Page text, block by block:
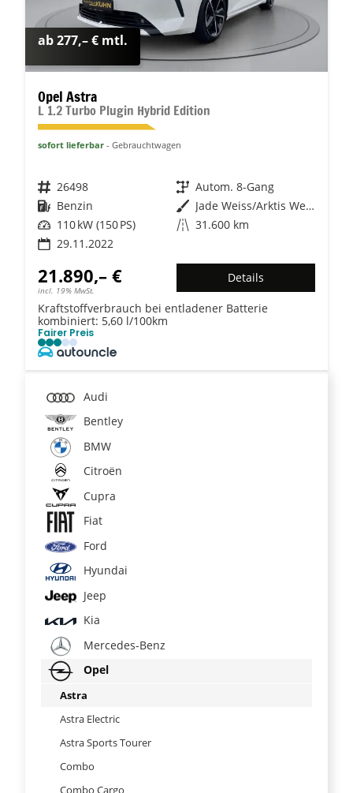
ab 277,– € mtl.
Opel Astra
L 1.2 Turbo Plugin Hybrid Edition
sofort lieferbar Gebrauchtwagen
Fahrzeugnr. 26498 Getriebe Autom. 8-Gang
Kraftstoff Benzin Außenfarbe
Jade Weiss/Arktis Weiss
Leistung 110 kW (150 PS) Kilometerstand 31.600 km
29.11.2022
21.890,– €
incl. 19% MwSt.
Details
Kraftstoffverbrauch bei entladener Batterie
kombiniert: 5,60 l/100km
Fairer Preis
Audi
Bentley
BMW
Citroën
Cupra
Fiat
Ford
Hyundai
Jeep
Kia
Mercedes-Benz
Opel
Astra
Astra Electric
Astra Sports Tourer
Combo
Combo Cargo